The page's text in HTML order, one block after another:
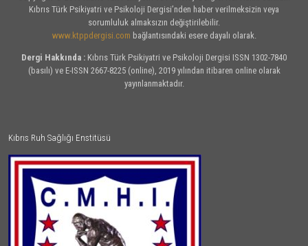
Kıbrıs Türk Psikiyatri ve Psikoloji Dergisi’nden haber verilmeksizin veya
sorumluluk almaksızın değiştirilebilir.
www.ktppdergisi.com bağlantısındaki esere dayalı olarak.
Dergi Hakkında : Kıbrıs Türk Psikiyatri ve Psikoloji Dergisi ISSN 1302-7840
(basılı) ve E-ISSN 2667-8225 (online), 2019 yılından itibaren online olarak
yayınlanmaktadır.
Kıbrıs Ruh Sağlığı Enstitüsü